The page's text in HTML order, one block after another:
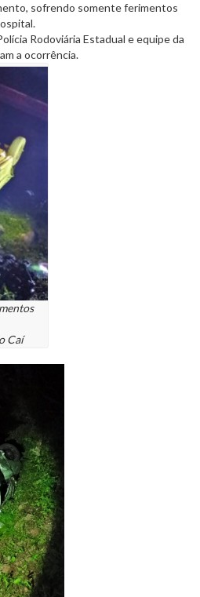
sofrendo somente ferimentos
Rodoviária Estadual e equipe da
a ocorrência.
Caí